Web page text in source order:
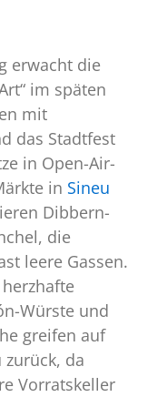
erwacht die
im späten
mit
das Stadtfest
in Open-Air-
in Sineu
Dibbern-
die
leere Gassen.
Würste und
greifen auf
da
Vorratskeller